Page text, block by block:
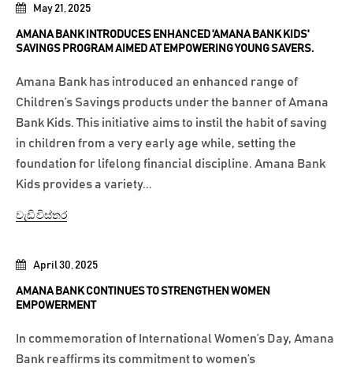
April 30, 2025
AMANA BANK CONTINUES TO STRENGTHEN WOMEN
EMPOWERMENT
In commemoration of International Women’s Day, Amana
Bank reaffirms its commitment to women’s
May 21, 2025
AMANA BANK INTRODUCES ENHANCED 'AMANA BANK KIDS'
SAVINGS PROGRAM AIMED AT EMPOWERING YOUNG SAVERS.
Amana Bank has introduced an enhanced range of
Children’s Savings products under the banner of Amana
Bank Kids. This initiative aims to instil the habit of saving
in children from a very early age while, setting the
foundation for lifelong financial discipline. Amana Bank
Kids provides a variety...
වැඩි විස්තර